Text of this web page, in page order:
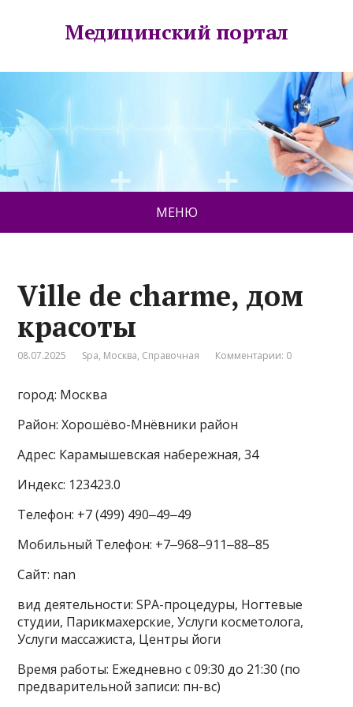
Медицинский портал
МЕНЮ
Ville de charme, дом
красоты
08.07.2025 Spa, Москва, Справочная Комментарии: 0
город: Москва
Район: Хорошёво-Мнёвники район
Адрес: Карамышевская набережная, 34
Индекс: 123423.0
Телефон: +7 (499) 490‒49‒49
Мобильный Телефон: +7‒968‒911‒88‒85
Сайт: nan
вид деятельности: SPA-процедуры, Ногтевые
студии, Парикмахерские, Услуги косметолога,
Услуги массажиста, Центры йоги
Время работы: Ежедневно с 09:30 до 21:30 (по
предварительной записи: пн-вс)